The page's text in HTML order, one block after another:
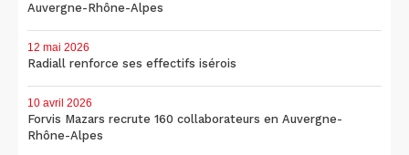
Auvergne-Rhône-Alpes
12 mai 2026
Radiall renforce ses effectifs isérois
10 avril 2026
Forvis Mazars recrute 160 collaborateurs en Auvergne-
Rhône-Alpes